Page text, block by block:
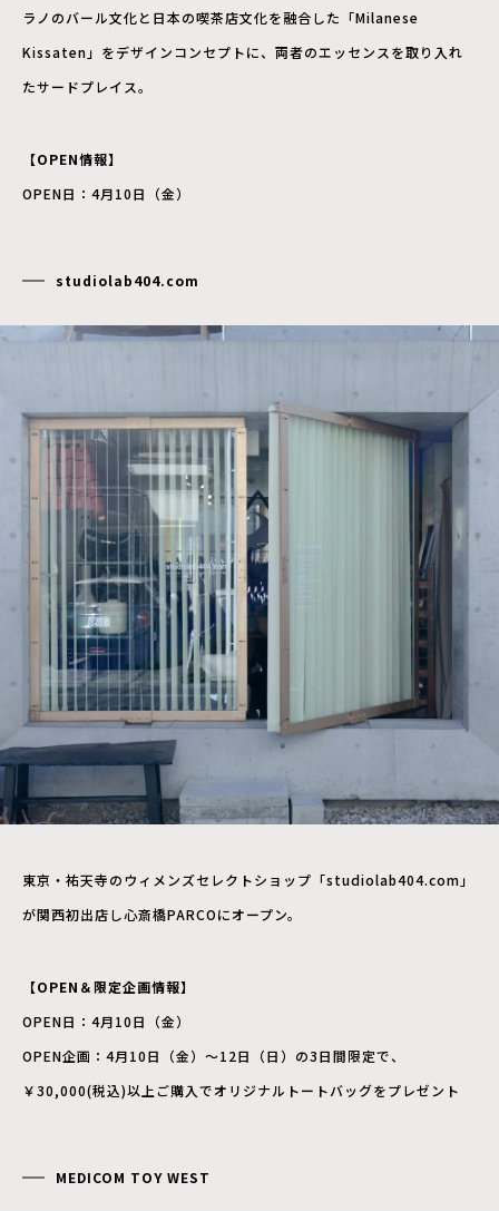
ラノのバール文化と日本の喫茶店文化を融合した「Milanese
Kissaten」をデザインコンセプトに、両者のエッセンスを取り入れ
たサードプレイス。
【OPEN情報】
OPEN日：4月10日（金）
studiolab404.com
東京・祐天寺のウィメンズセレクトショップ「studiolab404.com」
が関西初出店し心斎橋PARCOにオープン。
【OPEN＆限定企画情報】
OPEN日：4月10日（金）
OPEN企画：4月10日（金）〜12日（日）の3日間限定で、
￥30,000(税込)以上ご購入でオリジナルトートバッグをプレゼント
MEDICOM TOY WEST